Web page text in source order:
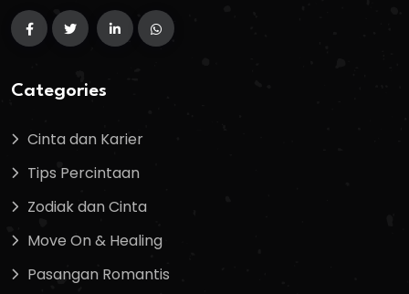
Categories
Cinta dan Karier
Tips Percintaan
Zodiak dan Cinta
Move On & Healing
Pasangan Romantis